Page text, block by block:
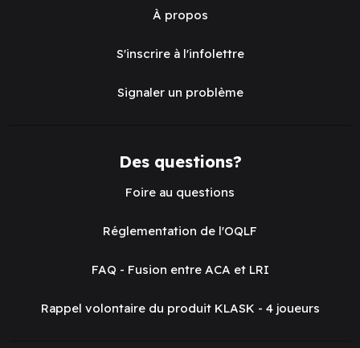
À propos
S'inscrire à l'infolettre
Signaler un problème
Des questions?
Foire au questions
Réglementation de l'OQLF
FAQ - Fusion entre ACA et LRI
Rappel volontaire du produit KLASK - 4 joueurs